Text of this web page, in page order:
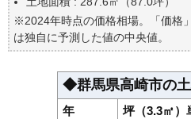
※2024年時点の価格相場。「価格
は独自に予測した値の中央値。
◆群馬県高崎市の
年
坪（3.3㎡）